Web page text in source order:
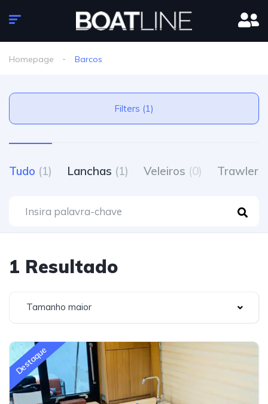
Homepage Barcos
Filters (1)
Tudo (1) Lanchas (1) Veleiros (0) Trawlers
1 Resultado
Tamanho maior
Destaque